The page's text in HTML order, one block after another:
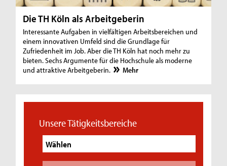
Die TH Köln als Arbeitgeberin
Interessante Aufgaben in vielfältigen Arbeitsbereichen und
einem innovativen Umfeld sind die Grundlage für
Zufriedenheit im Job. Aber die TH Köln hat noch mehr zu
bieten. Sechs Argumente für die Hochschule als moderne
und attraktive Arbeitgeberin.
Mehr
Unsere Tätigkeitsbereiche